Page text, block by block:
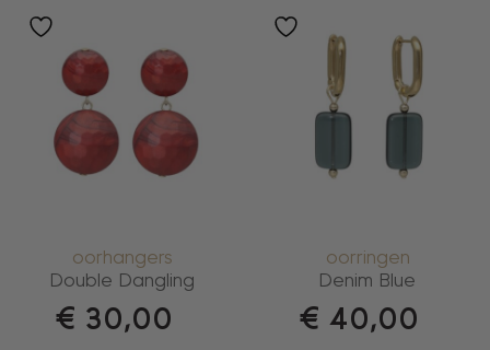
oorhangers
Double Dangling
€ 30,00
oorringen
Denim Blue
€ 40,00